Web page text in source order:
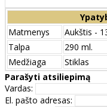
Matmenys
Aukštis -
Talpa
290 ml.
Medžiaga
Stiklas
Parašyti atsiliepimą
Vardas:
El. pašto adresas: